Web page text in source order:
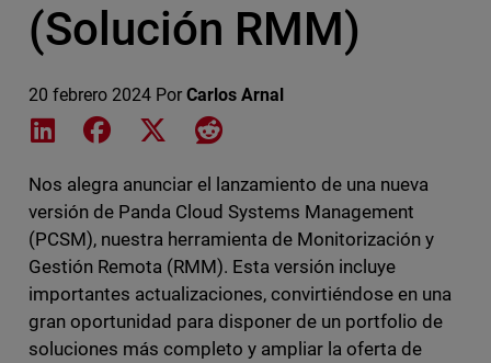
(Solución RMM)
20 febrero 2024 Por Carlos Arnal
Share on LinkedIn
Share on Facebook
Share on XShare on Reddit
Nos alegra anunciar el lanzamiento de una nueva
versión de Panda Cloud Systems Management
(PCSM), nuestra herramienta de Monitorización y
Gestión Remota (RMM). Esta versión incluye
importantes actualizaciones, convirtiéndose en una
gran oportunidad para disponer de un portfolio de
soluciones más completo y ampliar la oferta de